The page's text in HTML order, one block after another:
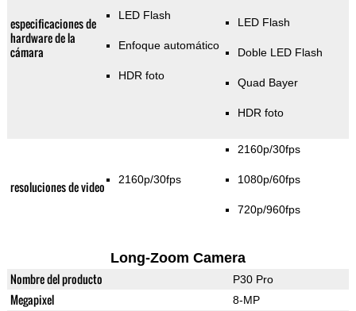
especificaciones de
hardware de la
cámara
LED Flash
Enfoque automático
HDR foto
LED Flash
Doble LED Flash
Quad Bayer
HDR foto
resoluciones de video 2160p/30fps
2160p/30fps
1080p/60fps
720p/960fps
Long-Zoom Camera
Nombre del producto P30 Pro
Megapixel 8-MP